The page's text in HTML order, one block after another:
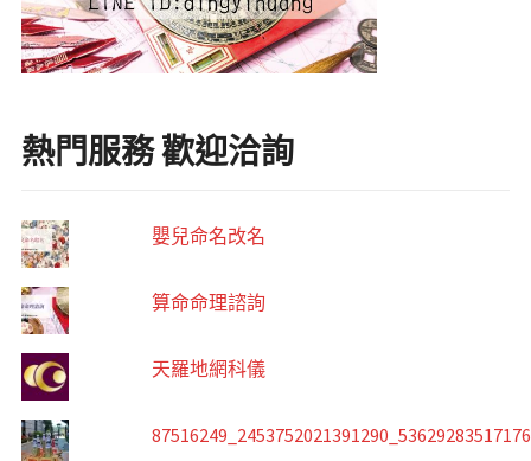
熱門服務 歡迎洽詢
嬰兒命名改名
算命命理諮詢
天羅地網科儀